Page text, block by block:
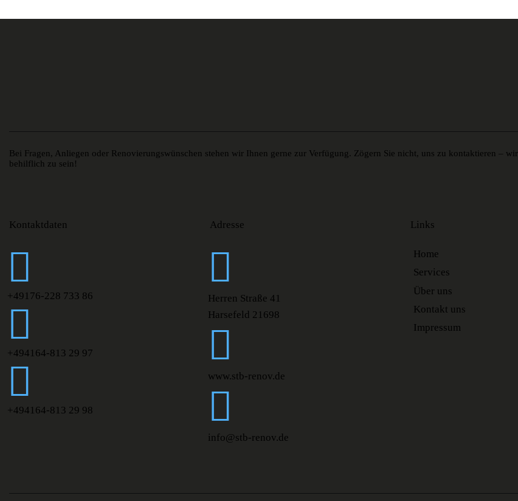
Bei Fragen, Anliegen oder Renovierungswünschen stehen wir Ihnen gerne zur Verfügung. Zögern Sie nicht, uns zu kontaktieren –
behilflich zu sein!
Kontaktdaten
+49176-228 733 86
+494164-813 29 97
+494164-813 29 98
Adresse
Herren Straße 41
Harsefeld 21698
www.stb-renov.de
info@stb-renov.de
Links
Home
Services
Über uns
Kontakt uns
Impressum